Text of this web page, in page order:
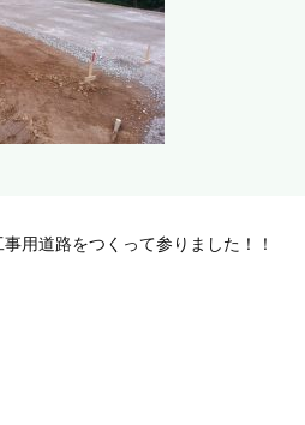
用道路をつくって参りました！！